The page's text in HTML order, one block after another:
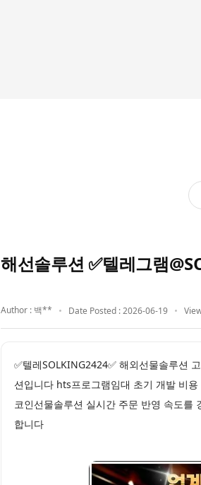
해선솔루션 ✅텔레그램
Author : 백** Date Posted : 2026-06-19
✅텔레SOLKING2424✅ 해외선물솔루션
션입니다 hts프로그램임대 초기 개발 비
코인선물솔루션 실시간 주문 반영 속도를
합니다